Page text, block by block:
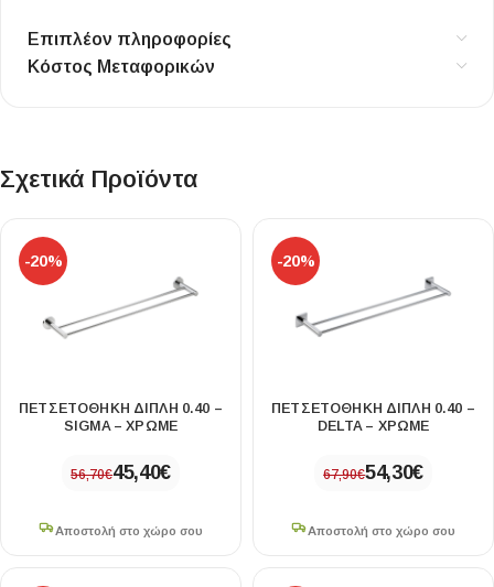
Επιπλέον πληροφορίες
Κόστος Μεταφορικών
Σχετικά Προϊόντα
-20%
ΠΕΤΣΕΤΟΘΗΚΗ ΔΙΠΛΗ 0.40 –
SIGMA – ΧΡΩΜΕ
56,70€45,40€
Αποστολή στο χώρο σου
-20%
ΠΕΤΣΕΤΟΘΗΚΗ ΔΙΠΛΗ 0.40 –
DELTA – ΧΡΩΜΕ
67,90€54,30€
Αποστολή στο χώρο σου